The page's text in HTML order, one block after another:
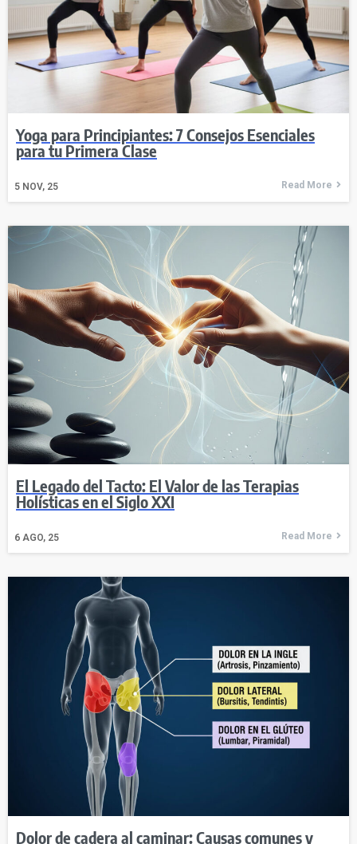
Yoga para Principiantes: 7 Consejos Esenciales
para tu Primera Clase
5 NOV, 25 Read More
El Legado del Tacto: El Valor de las Terapias
Holísticas en el Siglo XXI
6 AGO, 25 Read More
Dolor de cadera al caminar: Causas comunes y